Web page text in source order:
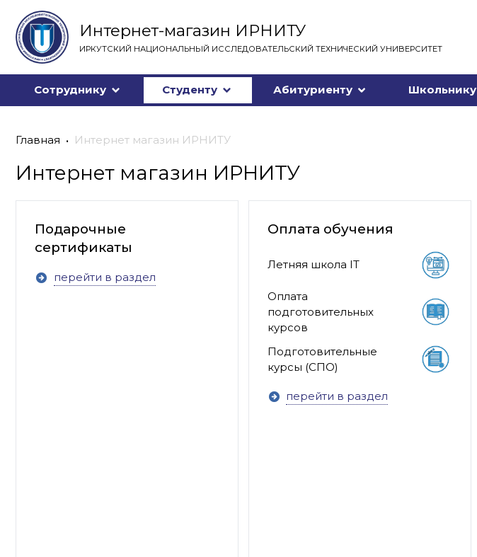
Интернет-магазин ИРНИТУ
ИРКУТСКИЙ НАЦИОНАЛЬНЫЙ ИССЛЕДОВАТЕЛЬСКИЙ ТЕХНИЧЕСКИЙ УНИВЕРСИТЕТ
Сотруднику Студенту Абитуриенту Школьнику
Главная Интернет магазин ИРНИТУ
Интернет магазин ИРНИТУ
Подарочные
сертификаты
перейти в раздел
Оплата обучения
Летняя школа IT
Оплата
подготовительных
курсов
Подготовительные
курсы (СПО)
перейти в раздел